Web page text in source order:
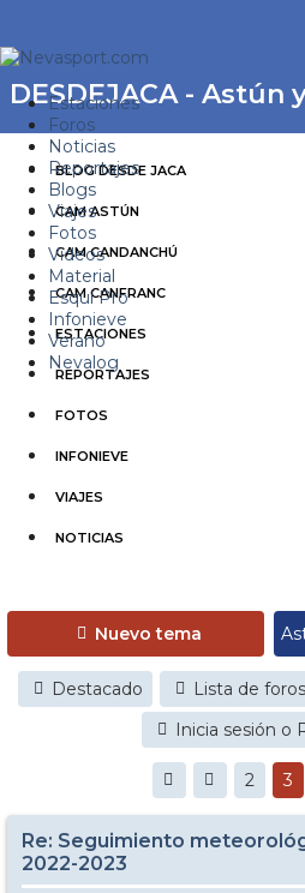
Estaciones
Foros
Noticias
Reportajes
Blogs
Viajes
Fotos
Videos
Material
Esquí Pro
Infonieve
Verano
Nevalog
DESDEJACA - Astún
BLOG DESDE JACA
CAM ASTÚN
CAM CANDANCHÚ
CAM CANFRANC
ESTACIONES
REPORTAJES
FOTOS
INFONIEVE
VIAJES
NOTICIAS
Nuevo tema
Destacado Lista de foros
Inicia sesión o
2 3
Re: Seguimiento
2022-2023